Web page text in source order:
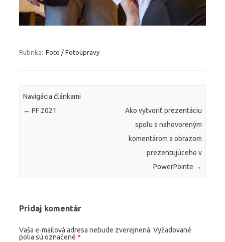
Rubrika: Foto / Fotoúpravy
Navigácia článkami
← PF 2021
Ako vytvoriť prezentáciu
spolu s nahovoreným
komentárom a obrazom
prezentujúceho v
PowerPointe →
Pridaj komentár
Vaša e-mailová adresa nebude zverejnená. Vyžadované
polia sú označené *